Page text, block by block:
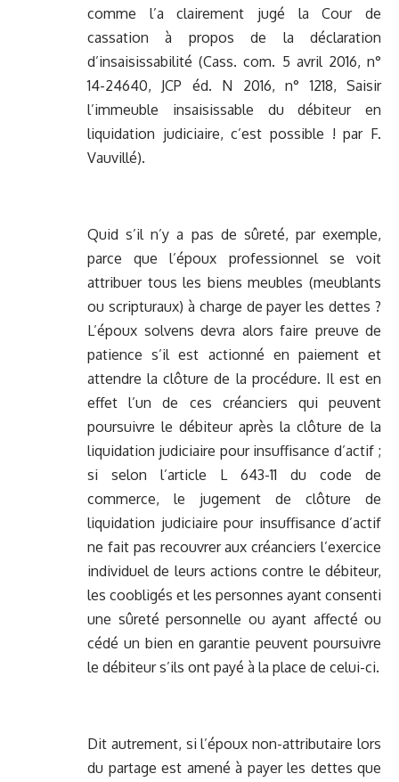
comme l’a clairement jugé la Cour de
cassation à propos de la déclaration
d’insaisissabilité (Cass. com. 5 avril 2016, n°
14-24640, JCP éd. N 2016, n° 1218, Saisir
l’immeuble insaisissable du débiteur en
liquidation judiciaire, c’est possible ! par F.
Vauvillé).
Quid s’il n’y a pas de sûreté, par exemple,
parce que l’époux professionnel se voit
attribuer tous les biens meubles (meublants
ou scripturaux) à charge de payer les dettes ?
L’époux solvens devra alors faire preuve de
patience s’il est actionné en paiement et
attendre la clôture de la procédure. Il est en
effet l’un de ces créanciers qui peuvent
poursuivre le débiteur après la clôture de la
liquidation judiciaire pour insuffisance d’actif ;
si selon l’article L 643-11 du code de
commerce, le jugement de clôture de
liquidation judiciaire pour insuffisance d’actif
ne fait pas recouvrer aux créanciers l’exercice
individuel de leurs actions contre le débiteur,
les coobligés et les personnes ayant consenti
une sûreté personnelle ou ayant affecté ou
cédé un bien en garantie peuvent poursuivre
le débiteur s’ils ont payé à la place de celui-ci.
Dit autrement, si l’époux non-attributaire lors
du partage est amené à payer les dettes que